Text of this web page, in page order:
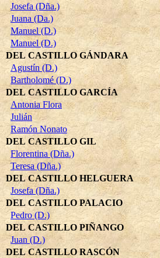
Josefa (Dña.)
Juana (Da.)
Manuel (D.)
Manuel (D.)
DEL CASTILLO GÁNDARA
Agustín (D.)
Bartholomé (D.)
DEL CASTILLO GARCÍA
Antonia Flora
Julián
Ramón Nonato
DEL CASTILLO GIL
Florentina (Dña.)
Teresa (Dña.)
DEL CASTILLO HELGUERA
Josefa (Dña.)
DEL CASTILLO PALACIO
Pedro (D.)
DEL CASTILLO PIÑANGO
Juan (D.)
DEL CASTILLO RASCÓN